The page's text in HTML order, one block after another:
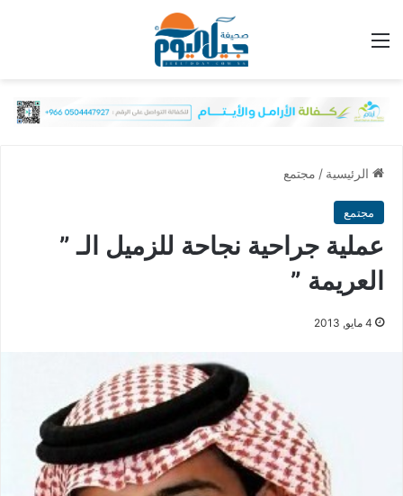
الرئيسية / مجتمع
مجتمع
عملية جراحية نجاحة للزميل الـ ”
العريمة ”
4 مايو, 2013